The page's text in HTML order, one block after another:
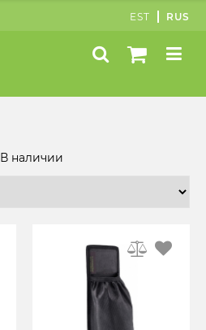
EST RUS
В наличии